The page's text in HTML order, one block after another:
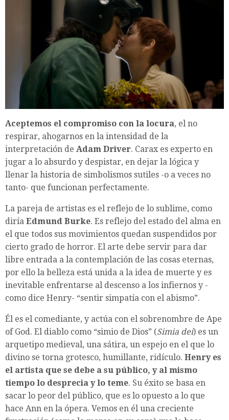
Aceptemos el compromiso con la locura, el no
respirar, ahogarnos en la intensidad de la
interpretación de Adam Driver. Carax es experto en
jugar a lo absurdo y despistar, en dejar la lógica y
llenar la historia de simbolismos sutiles -o a veces no
tanto- que funcionan perfectamente.
La pareja de artistas es el reflejo de lo sublime, como
diría Edmund Burke. Es reflejo del estado del alma en
el que todos sus movimientos quedan suspendidos por
cierto grado de horror. El arte debe servir para dar
libre entrada a la contemplación de las cosas eternas,
por ello la belleza está unida a la idea de muerte y es
inevitable enfrentarse al descenso a los infiernos y -
como dice Henry- “sentir simpatía con el abismo”.
Él es el comediante, y actúa con el sobrenombre de Ape
of God. El diablo como “simio de Dios” (Simia dei) es un
arquetipo medieval, una sátira, un espejo en el que lo
divino se torna grotesco, humillante, ridículo. Henry es
el artista que se debe a su público, y al mismo
tiempo lo desprecia y lo teme. Su éxito se basa en
sacar lo peor del público, que es lo opuesto a lo que
hace Ann en la ópera. Vemos en él una creciente